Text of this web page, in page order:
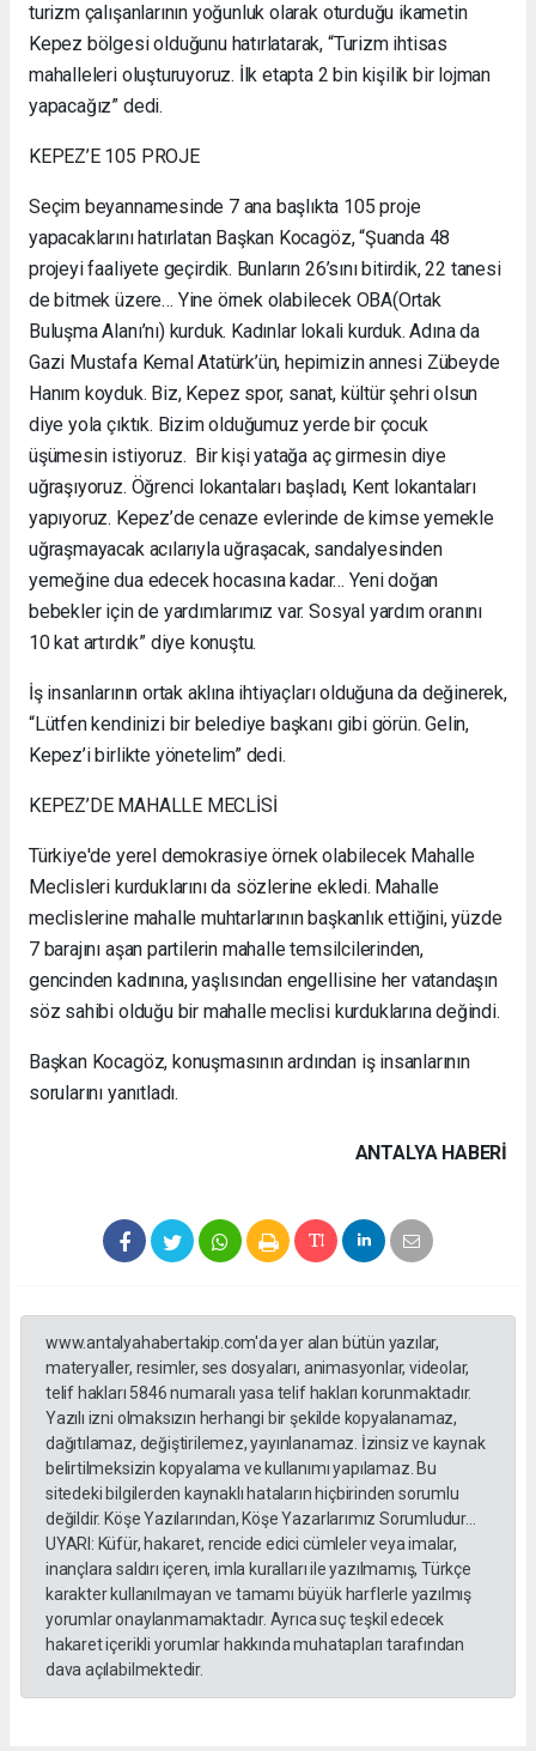
turizm çalışanlarının yoğunluk olarak oturduğu ikametin
Kepez bölgesi olduğunu hatırlatarak, “Turizm ihtisas
mahalleleri oluşturuyoruz. İlk etapta 2 bin kişilik bir lojman
yapacağız” dedi.
KEPEZ’E 105 PROJE
Seçim beyannamesinde 7 ana başlıkta 105 proje
yapacaklarını hatırlatan Başkan Kocagöz, “Şuanda 48
projeyi faaliyete geçirdik. Bunların 26’sını bitirdik, 22 tanesi
de bitmek üzere… Yine örnek olabilecek OBA(Ortak
Buluşma Alanı’nı) kurduk. Kadınlar lokali kurduk. Adına da
Gazi Mustafa Kemal Atatürk’ün, hepimizin annesi Zübeyde
Hanım koyduk. Biz, Kepez spor, sanat, kültür şehri olsun
diye yola çıktık. Bizim olduğumuz yerde bir çocuk
üşümesin istiyoruz. Bir kişi yatağa aç girmesin diye
uğraşıyoruz. Öğrenci lokantaları başladı, Kent lokantaları
yapıyoruz. Kepez’de cenaze evlerinde de kimse yemekle
uğraşmayacak acılarıyla uğraşacak, sandalyesinden
yemeğine dua edecek hocasına kadar… Yeni doğan
bebekler için de yardımlarımız var. Sosyal yardım oranını
10 kat artırdık” diye konuştu.
İş insanlarının ortak aklına ihtiyaçları olduğuna da değinerek,
“Lütfen kendinizi bir belediye başkanı gibi görün. Gelin,
Kepez’i birlikte yönetelim” dedi.
KEPEZ’DE MAHALLE MECLİSİ
Türkiye'de yerel demokrasiye örnek olabilecek Mahalle
Meclisleri kurduklarını da sözlerine ekledi. Mahalle
meclislerine mahalle muhtarlarının başkanlık ettiğini, yüzde
7 barajını aşan partilerin mahalle temsilcilerinden,
gencinden kadınına, yaşlısından engellisine her vatandaşın
söz sahibi olduğu bir mahalle meclisi kurduklarına değindi.
Başkan Kocagöz, konuşmasının ardından iş insanlarının
sorularını yanıtladı.
ANTALYA HABERİ
www.antalyahabertakip.com'da yer alan bütün yazılar,
materyaller, resimler, ses dosyaları, animasyonlar, videolar,
telif hakları 5846 numaralı yasa telif hakları korunmaktadır.
Yazılı izni olmaksızın herhangi bir şekilde kopyalanamaz,
dağıtılamaz, değiştirilemez, yayınlanamaz. İzinsiz ve kaynak
belirtilmeksizin kopyalama ve kullanımı yapılamaz. Bu
sitedeki bilgilerden kaynaklı hataların hiçbirinden sorumlu
değildir. Köşe Yazılarından, Köşe Yazarlarımız Sorumludur...
UYARI: Küfür, hakaret, rencide edici cümleler veya imalar,
inançlara saldırı içeren, imla kuralları ile yazılmamış, Türkçe
karakter kullanılmayan ve tamamı büyük harflerle yazılmış
yorumlar onaylanmamaktadır. Ayrıca suç teşkil edecek
hakaret içerikli yorumlar hakkında muhatapları tarafından
dava açılabilmektedir.